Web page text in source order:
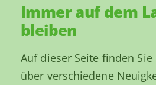
Immer auf dem
bleiben
Auf dieser Seite finden
über verschiedene